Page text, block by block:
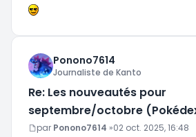
Ponono7614
Journaliste de Kanto
Re: Les nouveautés pour
septembre/octobre
Message
par Ponono7614 »02 oct. 2025, 16:48